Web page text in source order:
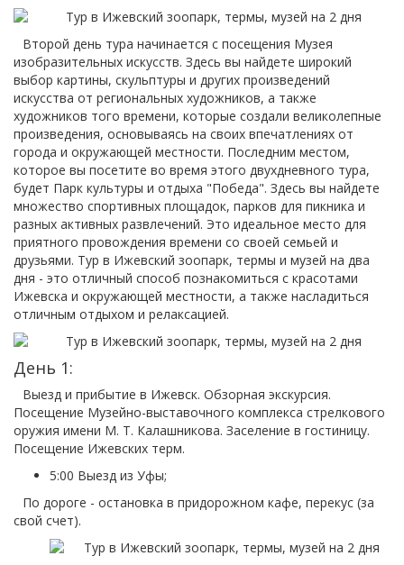
Второй день тура начинается с посещения Музея
изобразительных искусств. Здесь вы найдете широкий
выбор картины, скульптуры и других произведений
искусства от региональных художников, а также
художников того времени, которые создали великолепные
произведения, основываясь на своих впечатлениях от
города и окружающей местности. Последним местом,
которое вы посетите во время этого двухдневного тура,
будет Парк культуры и отдыха "Победа". Здесь вы найдете
множество спортивных площадок, парков для пикника и
разных активных развлечений. Это идеальное место для
приятного провождения времени со своей семьей и
друзьями. Тур в Ижевский зоопарк, термы и музей на два
дня - это отличный способ познакомиться с красотами
Ижевска и окружающей местности, а также насладиться
отличным отдыхом и релаксацией.
День 1:
Выезд и прибытие в Ижевск. Обзорная экскурсия.
Посещение Музейно-выставочного комплекса стрелкового
оружия имени М. Т. Калашникова. Заселение в гостиницу.
Посещение Ижевских терм.
5:00 Выезд из Уфы;
По дороге - остановка в придорожном кафе, перекус (за
свой счет).